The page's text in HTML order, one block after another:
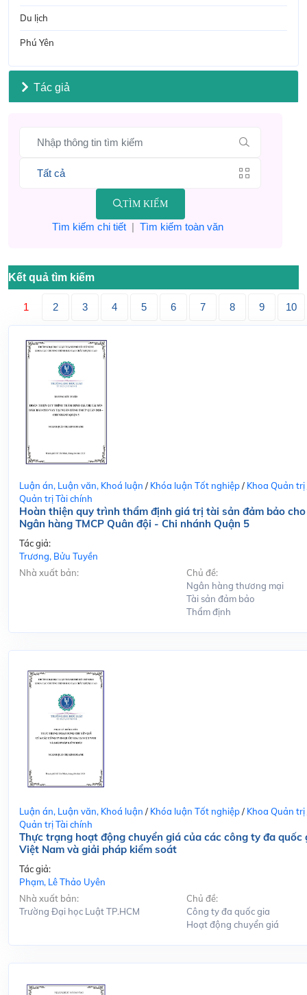
Du lịch
Phú Yên
Tác giả
TÌM KIẾM
Tìm kiếm chi tiết| Tìm kiếm toàn văn
Kết quả tìm kiếm
1 2 3 4 5 6 7 8 9 10
Luận án, Luận văn, Khoá luận / Khóa luận Tốt nghiệp/ Khoa Quản trị
Quản trị Tài chính
Hoàn thiện quy trình thẩm định giá trị tài sản đảm bảo
Ngân hàng TMCP Quân đội - Chi nhánh Quận 5
Tác giả:
Trương, Bửu Tuyền
Nhà xuất bản:
Chủ đề:
Ngân hàng thương mại
Tài sản đảm bảo
Thẩm định
Luận án, Luận văn, Khoá luận / Khóa luận Tốt nghiệp/ Khoa Quản trị
Quản trị Tài chính
Thực trạng hoạt động chuyển giá của các công ty đa quốc
Việt Nam và giải pháp kiểm soát
Tác giả:
Phạm, Lê Thảo Uyên
Nhà xuất bản:
Trường Đại học Luật TP.HCM
Chủ đề:
Công ty đa quốc gia
Hoạt động chuyển giá